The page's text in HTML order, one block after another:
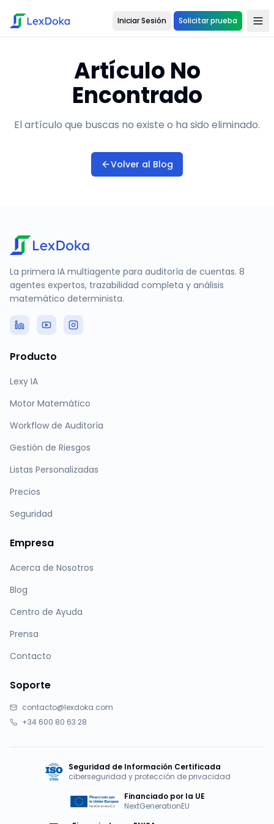
Iniciar Sesión Solicitar prueba
Artículo No
Encontrado
El artículo que buscas no existe o ha sido eliminado.
Volver al Blog
La primera IA multiagente para auditoría de cuentas. 8
agentes expertos, trazabilidad completa y análisis
matemático determinista.
Producto
Lexy IA
Motor Matemático
Workflow de Auditoría
Gestión de Riesgos
Listas Personalizadas
Precios
Seguridad
Empresa
Acerca de Nosotros
Blog
Centro de Ayuda
Prensa
Contacto
Soporte
contacto@lexdoka.com
+34 600 80 63 28
Seguridad de Información Certificada
ciberseguridad y protección de privacidad
Financiado por la UE
NextGenerationEU